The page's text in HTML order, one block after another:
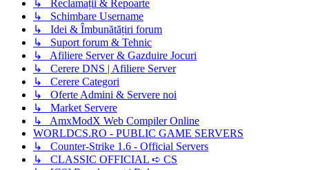
↳ Reclamații & Repoarte
↳ Schimbare Username
↳ Idei & Îmbunătățiri forum
↳ Suport forum & Tehnic
↳ Afiliere Server & Gazduire Jocuri
↳ Cerere DNS | Afiliere Server
↳ Cerere Categori
↳ Oferte Admini & Servere noi
↳ Market Servere
↳ AmxModX Web Compiler Online
WORLDCS.RO - PUBLIC GAME SERVERS
↳ Counter-Strike 1.6 - Official Servers
↳ CLASSIC OFFICIAL ➪ CS